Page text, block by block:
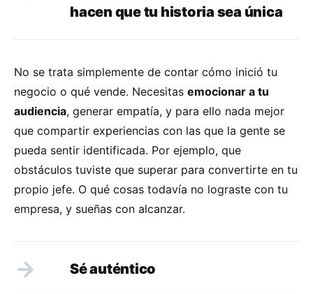
hacen que tu historia sea única
No se trata simplemente de contar cómo inició tu
negocio o qué vende. Necesitas emocionar a tu
audiencia, generar empatía, y para ello nada mejor
que compartir experiencias con las que la gente se
pueda sentir identificada. Por ejemplo, que
obstáculos tuviste que superar para convertirte en tu
propio jefe. O qué cosas todavía no lograste con tu
empresa, y sueñas con alcanzar.
Sé auténtico